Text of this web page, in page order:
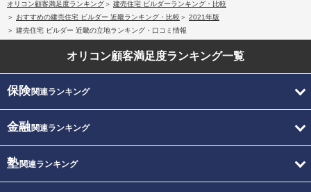
オリコン顧客満足度ランキング
建売住宅 ビルダーランキング・比較
おすすめの建売住宅 ビルダー 近畿ランキング・比較
2021年版
建売住宅 ビルダー 近畿の立地ランキング・口コミ情報
オリコン顧客満足度ランキング一覧
保険関連ランキング
金融関連ランキング
塾関連ランキング